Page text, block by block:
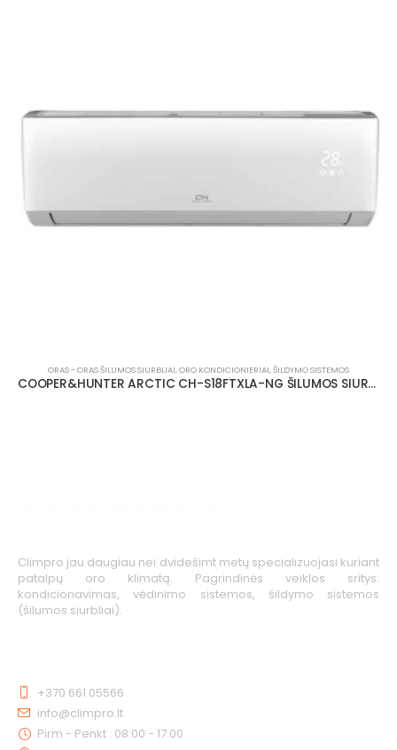
ORAS - ORAS ŠILUMOS SIURBLIAI,ORO KONDICIONIERIAI,ŠILDYMO SISTEMOS
COOPER&HUNTER ARCTIC CH-S18FTXLA-NG ŠILUMOS SIURBLYS 5.30/5.20 KW
Climpro jau daugiau nei dvidešimt metų specializuojasi kuriant
patalpų oro klimatą. Pagrindinės veiklos sritys:
kondicionavimas, vėdinimo sistemos, šildymo sistemos
(šilumos siurbliai).
+370 661 05566
info@climpro.lt
Pirm - Penkt : 08:00 - 17:00